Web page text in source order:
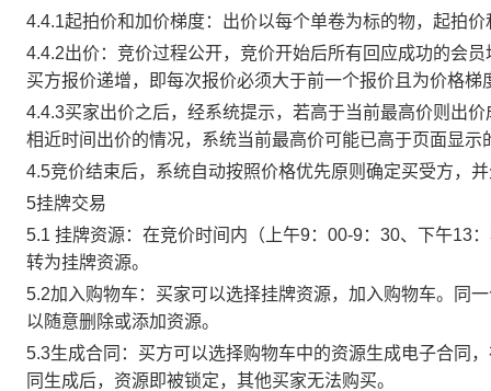
4.4.1起拍价和加价梯度：出价以每个单卷为标的物，起拍
4.4.2出价：竞价过程公开，竞价开始后所有回应成功的会
买方报价递增，即每次报价必须大于前一个报价且为价格
4.4.3买家出价之后，经系统提示，若高于当前最高价则出
相近时间出价的情况，系统当前最高价可能已高于页面显示
4.5竞价结束后，系统自动按照价格优先原则确定买受方，
5挂牌交易
5.1 挂牌资源：在竞价时间内（上午9：00-9：30、下午13
转为挂牌资源。
5.2加入购物车：买家可以选择挂牌资源，加入购物车。同
以随意删除或添加资源。
5.3生成合同：买方可以选择购物车中的资源生成电子合同
同生成后，资源即被锁定，其他买家无法购买。